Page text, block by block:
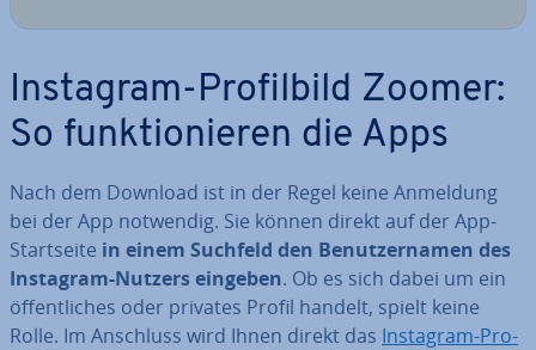
Instagram-Pro­fil­bild Zoomer:
So funk­tio­nie­ren die Apps
Nach dem Download ist in der Regel keine Anmeldung
bei der App notwendig. Sie können direkt auf der App-
Start­sei­te in einem Suchfeld den Be­nut­zer­na­men des
Instagram-Nutzers eingeben. Ob es sich dabei um ein
öf­fent­li­ches oder privates Profil handelt, spielt keine
Rolle. Im Anschluss wird Ihnen direkt das Instagram-Pro­